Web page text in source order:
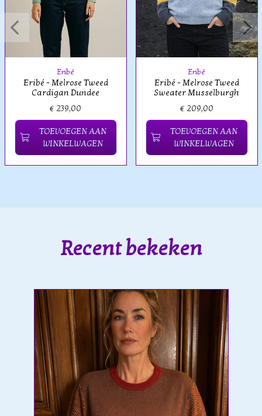
Eribé
Eribé - Melrose Tweed
Cardigan Dundee
€ 239,00
TOEVOEGEN AAN
WINKELWAGEN
Eribé
Eribé - Melrose Tweed
Sweater Musselburgh
€ 209,00
TOEVOEGEN AAN
WINKELWAGEN
Recent bekeken